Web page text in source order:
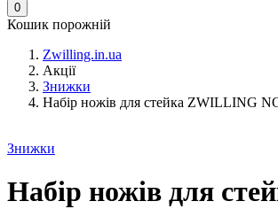
0
Кошик порожній
Zwilling.in.ua
Акції
Знижки
Набір ножів для стейка ZWILLING
Знижки
Набір ножів для